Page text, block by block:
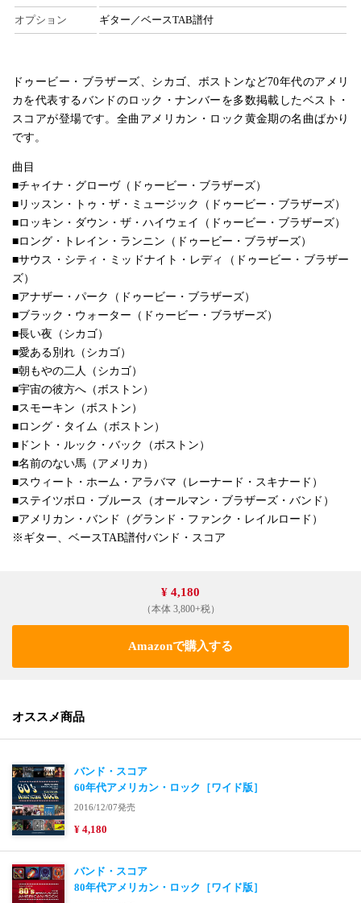
オプション ギター／ベースTAB譜付
ドゥービー・ブラザーズ、シカゴ、ボストンなど70年代のアメリ
カを代表するバンドのロック・ナンバーを多数掲載したベスト・
スコアが登場です。全曲アメリカン・ロック黄金期の名曲ばかり
です。
曲目
■チャイナ・グローヴ（ドゥービー・ブラザーズ）
■リッスン・トゥ・ザ・ミュージック（ドゥービー・ブラザーズ）
■ロッキン・ダウン・ザ・ハイウェイ（ドゥービー・ブラザーズ）
■ロング・トレイン・ランニン（ドゥービー・ブラザーズ）
■サウス・シティ・ミッドナイト・レディ（ドゥービー・ブラザー
ズ）
■アナザー・パーク（ドゥービー・ブラザーズ）
■ブラック・ウォーター（ドゥービー・ブラザーズ）
■長い夜（シカゴ）
■愛ある別れ（シカゴ）
■朝もやの二人（シカゴ）
■宇宙の彼方へ（ボストン）
■スモーキン（ボストン）
■ロング・タイム（ボストン）
■ドント・ルック・バック（ボストン）
■名前のない馬（アメリカ）
■スウィート・ホーム・アラバマ（レーナード・スキナード）
■ステイツボロ・ブルース（オールマン・ブラザーズ・バンド）
■アメリカン・バンド（グランド・ファンク・レイルロード）
※ギター、ベースTAB譜付バンド・スコア
¥ 4,180
（本体 3,800+税）
Amazonで購入する
オススメ商品
バンド・スコア
60年代アメリカン・ロック［ワイド版］
2016/12/07発売
¥ 4,180
バンド・スコア
80年代アメリカン・ロック［ワイド版］